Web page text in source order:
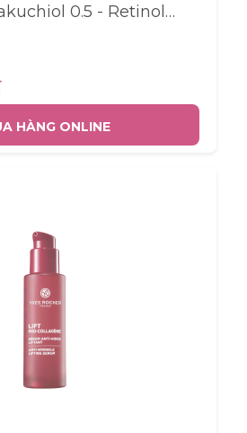
0.5 - Retinol
Collagen - Chai 30ML
HÀNG ONLINE